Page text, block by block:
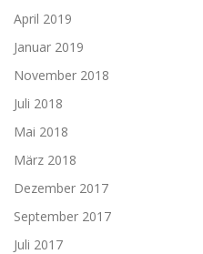
April 2019
Januar 2019
November 2018
Juli 2018
Mai 2018
März 2018
Dezember 2017
September 2017
Juli 2017